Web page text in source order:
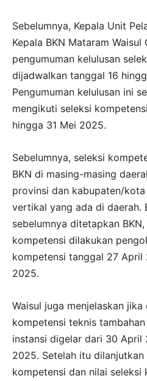
Sebelumnya, Kepala Unit
Kepala BKN Mataram Waisul
pengumuman kelulusan
dijadwalkan tanggal 16
Pengumuman kelulusan ini
mengikuti seleksi
hingga 31 Mei 2025.
Sebelumnya, seleksi
BKN di masing-masing
provinsi dan kabupaten/
vertikal yang ada di daerah.
sebelumnya ditetapkan
kompetensi dilakukan
kompetensi tanggal 27 April
2025.
Waisul juga menjelaskan
kompetensi teknis
instansi digelar dari 30 April
2025. Setelah itu
kompetensi dan nilai seleksi